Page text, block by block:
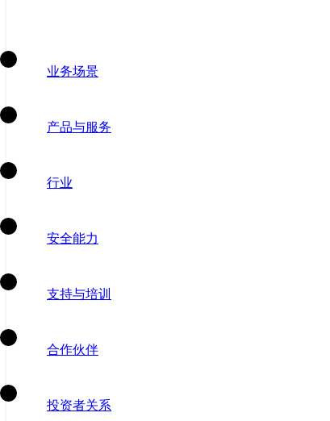
业务场景
产品与服务
行业
安全能力
支持与培训
合作伙伴
投资者关系